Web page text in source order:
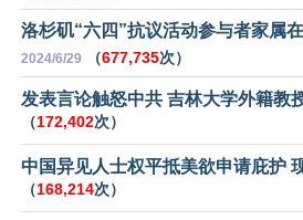
洛杉矶“六四”抗议活动参与者家属
2024/6/29 （677,735次）
发表言论触怒中共 吉林大学外籍教
（172,402次）
中国异见人士权平抵美欲申请庇护
（168,214次）